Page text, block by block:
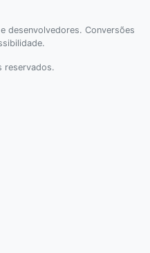
desenvolvedores. Conversões
reservados.